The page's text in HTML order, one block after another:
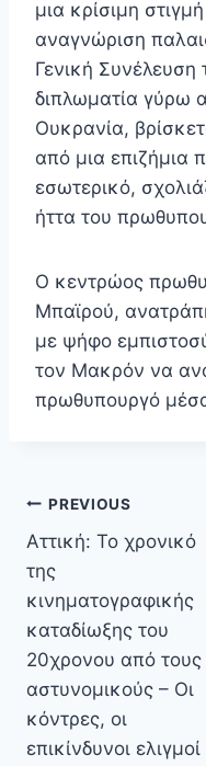
μια κρίσιμη
αναγνώριση
Γενική
διπλωματία γύρω
Ουκρανία,
από μια επιζήμια
εσωτερικό,
ήττα του
Ο κεντρώος
Μπαϊρού,
με ψήφο
τον Μακρόν να
πρωθυπουργό
Πλοήγηση
άρθρων
PREVIOUS
Αττική: Το χρονικό
της
κινηματογραφικής
καταδίωξης του
20χρονου από τους
αστυνομικούς – Οι
κόντρες, οι
επικίνδυνοι ελιγμοί